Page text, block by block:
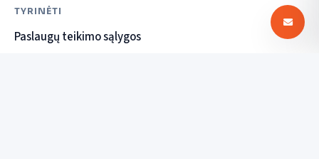
TYRINĖTI
Paslaugų teikimo sąlygos